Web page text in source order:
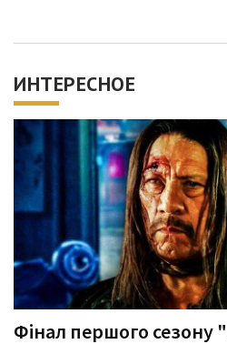
ИНТЕРЕСНОЕ
Фінал першого